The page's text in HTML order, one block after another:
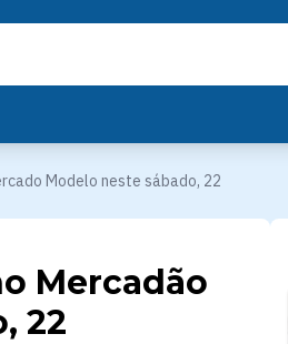
Modelo neste sábado, 22
Mercadão
22